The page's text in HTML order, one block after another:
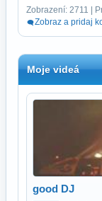
Zobrazení: 2711 |
Zobraz a pridaj
Moje videá
good DJ